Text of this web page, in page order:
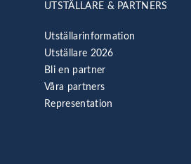
UTSTÄLLARE & PARTNERS
Utställarinformation
Utställare 2026
Bli en partner
Våra partners
Representation